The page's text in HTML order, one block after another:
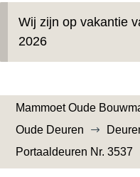
Wij zijn op vakantie
2026
Mammoet Oude
Oude Deuren $
Portaaldeuren Nr. 3537